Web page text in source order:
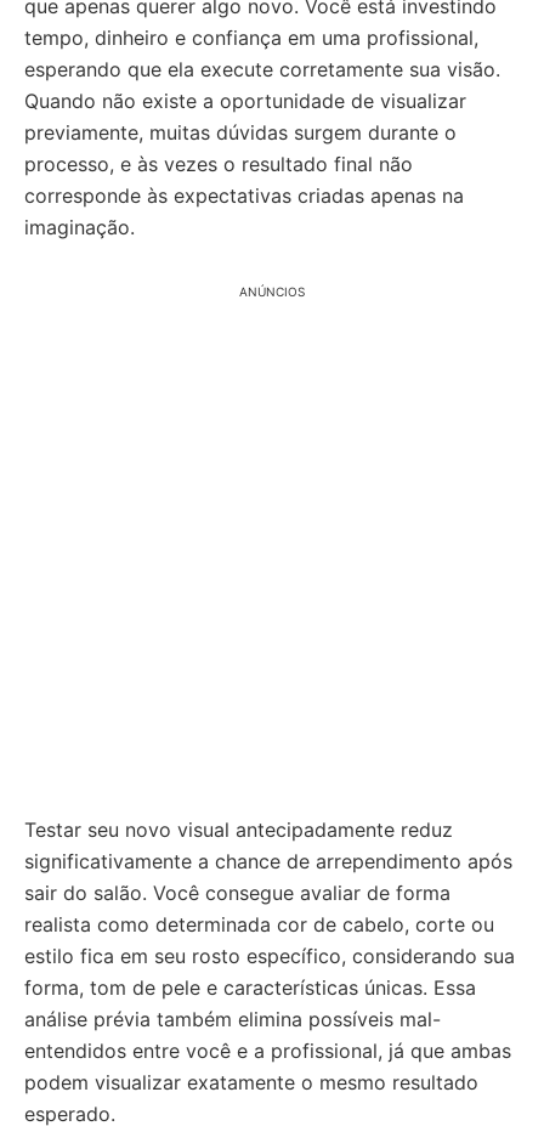
que apenas querer algo novo. Você está investindo
tempo, dinheiro e confiança em uma profissional,
esperando que ela execute corretamente sua visão.
Quando não existe a oportunidade de visualizar
previamente, muitas dúvidas surgem durante o
processo, e às vezes o resultado final não
corresponde às expectativas criadas apenas na
imaginação.
ANÚNCIOS
Testar seu novo visual antecipadamente reduz
significativamente a chance de arrependimento após
sair do salão. Você consegue avaliar de forma
realista como determinada cor de cabelo, corte ou
estilo fica em seu rosto específico, considerando sua
forma, tom de pele e características únicas. Essa
análise prévia também elimina possíveis mal-
entendidos entre você e a profissional, já que ambas
podem visualizar exatamente o mesmo resultado
esperado.